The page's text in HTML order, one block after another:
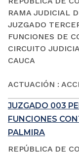
RAMA JUDICIAL
JUZGADO
FUNCIONES DE
CIRCUITO
CAUCA
ACTUACIÓN :
JUZGADO 003
FUNCIONES
PALMIRA
REPÚBLICA DE